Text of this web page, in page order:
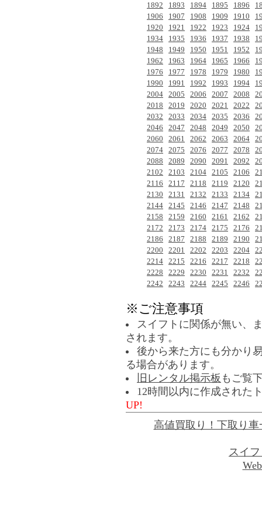
1892
1893 1894 1895 1896
1906
1907 1908 1909 1910
1920
1921 1922 1923 1924
1934
1935 1936 1937 1938
1948
1949 1950 1951 1952
1962
1963 1964 1965 1966
1976
1977 1978 1979 1980
1990
1991 1992 1993 1994
2004 2005 2006 2007 2008
2018
2019 2020 2021 2022
2032
2033 2034 2035 2036
2046
2047 2048 2049 2050
2060
2061 2062 2063 2064
2074 2075 2076 2077 2078
2088
2089 2090 2091 2092
2102
2103 2104 2105 2106
2116
2117 2118 2119 2120
2130
2131 2132 2133 2134
2144 2145 2146 2147 2148
2158
2159 2160 2161 2162
2172
2173 2174 2175 2176
2186
2187 2188 2189 2190
2200
2201 2202 2203 2204
2214 2215 2216 2217 2218
2228
2229 2230 2231 2232
2242
2243 2244 2245 2246
※ご注意事項
スイフトに関係が無い、
されます。
後から来た方にも分かり
る場合があります。
旧レンタル掲示板 もご覧
12時間以内に作成された
UP!
高値買取り！下取り車
スイ